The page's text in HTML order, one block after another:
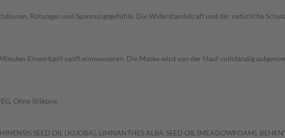
Rötungen und Spannungsgefühle. Die Widerstandskraft und der natürliche
Einwirkzeit sanft einmassieren. Die Maske wird von der Haut vollständig
Ohne Silikone
SEED OIL [JOJOBA], LIMNANTHES ALBA SEED OIL [MEADOWFOAM],